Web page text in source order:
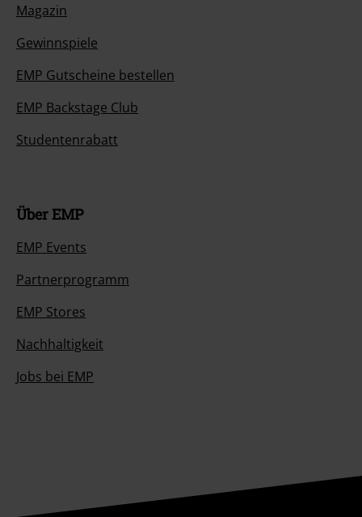
Magazin
Gewinnspiele
EMP Gutscheine bestellen
EMP Backstage Club
Studentenrabatt
Über EMP
EMP Events
Partnerprogramm
EMP Stores
Nachhaltigkeit
Jobs bei EMP